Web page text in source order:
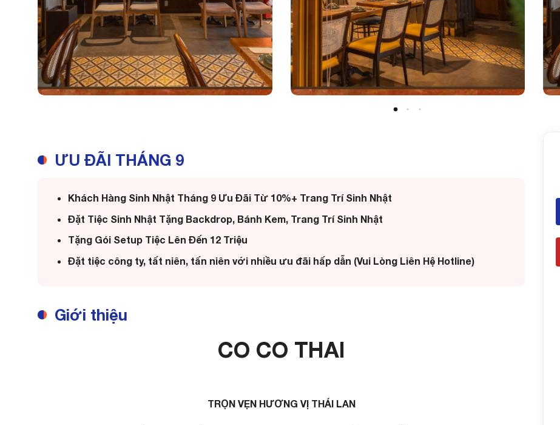
ƯU ĐÃI THÁNG 9
Khách Hàng Sinh Nhật Tháng 9 Ưu Đãi Từ 10%+ Trang Trí Sinh Nhật
Đặt Tiệc Sinh Nhật Tặng Backdrop, Bánh Kem, Trang Trí Sinh Nhật
Tặng Gói Setup Tiệc Lên Đến 12 Triệu
Đặt tiệc công ty, tất niên, tấn niên với nhiều ưu đãi hấp dẫn (Vui Lòng Liên Hệ Hotline)
Giới thiệu
CO CO THAI
TRỌN VẸN HƯƠNG VỊ THÁI LAN